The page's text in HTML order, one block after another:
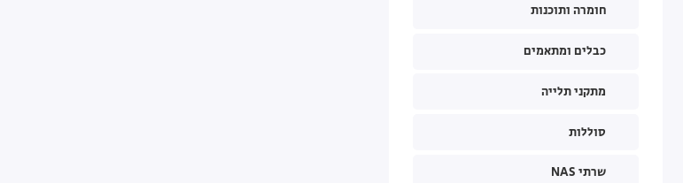
חומרה ותוכנות
כבלים ומתאמים
מתקני תלייה
סוללות
שרתי NAS